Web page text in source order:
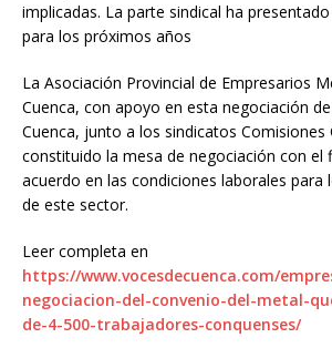
implicadas. La parte sindical ha
para los próximos años
La Asociación Provincial de Empresarios
Cuenca, con apoyo en esta negociación de
Cuenca, junto a los sindicatos Comisiones
constituido la mesa de negociación con el
acuerdo en las condiciones laborales para
de este sector.
Leer completa en
https://www.vocesdecuenca.com/
negociacion-del-convenio-del-metal-
de-4-500-trabajadores-conquenses/